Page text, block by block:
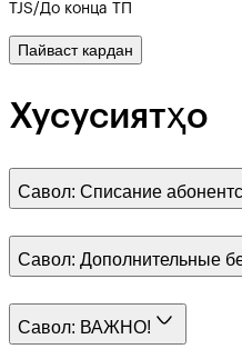
TJS/До конца ТП
Пайваст кардан
Хусусиятҳо
Савол: Списание
Савол: Дополнительные
Савол: ВАЖНО!